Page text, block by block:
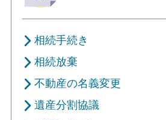
相続手続き
相続放棄
不動産の名義変更
遺産分割協議